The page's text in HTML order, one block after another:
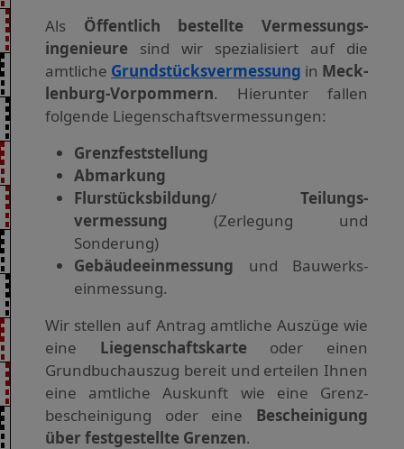
Als Öffentlich bestellte Ver­messungs­
ingenieure sind wir spezialisiert auf die
amtliche Grundstücksvermessung in Meck­
len­burg-Vor­pommern. Hierunter fallen
folgende Liegen­schafts­vermessungen:
Grenzfeststellung
Abmarkung
Flurstücksbildung/ Teilungs­
vermessung (Zerlegung und
Sonderung)
Gebäude­einmessung und Bau­werks­
einmessung.
Wir stellen auf Antrag amtliche Auszüge wie
eine Liegen­schafts­karteoder einen
Grundbuch­auszug bereit und erteilen Ihnen
eine amt­liche Auskunft wie eine Grenz­
bescheini­gung oder eine Bescheini­gung
über festge­stellte Grenzen.